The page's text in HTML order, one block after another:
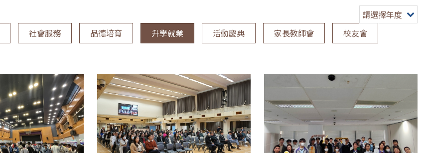
請選擇年度
社會服務 品德培育 升學就業 活動慶典 家長教師會
校友會